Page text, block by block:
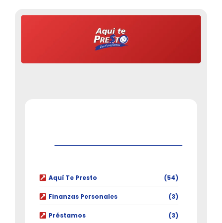
Aquí Te Presto (54)
Finanzas Personales (3)
Préstamos (3)